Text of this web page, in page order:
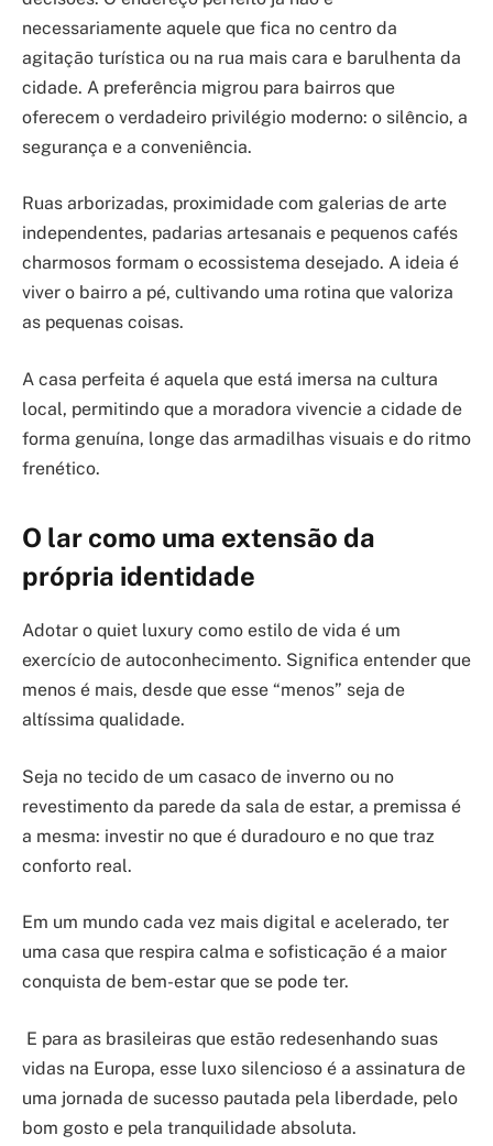
necessariamente aquele que fica no centro da
agitação turística ou na rua mais cara e barulhenta da
cidade. A preferência migrou para bairros que
oferecem o verdadeiro privilégio moderno: o silêncio, a
segurança e a conveniência.
Ruas arborizadas, proximidade com galerias de arte
independentes, padarias artesanais e pequenos cafés
charmosos formam o ecossistema desejado. A ideia é
viver o bairro a pé, cultivando uma rotina que valoriza
as pequenas coisas.
A casa perfeita é aquela que está imersa na cultura
local, permitindo que a moradora vivencie a cidade de
forma genuína, longe das armadilhas visuais e do ritmo
frenético.
O lar como uma extensão da
própria identidade
Adotar o quiet luxury como estilo de vida é um
exercício de autoconhecimento. Significa entender que
menos é mais, desde que esse “menos” seja de
altíssima qualidade.
Seja no tecido de um casaco de inverno ou no
revestimento da parede da sala de estar, a premissa é
a mesma: investir no que é duradouro e no que traz
conforto real.
Em um mundo cada vez mais digital e acelerado, ter
uma casa que respira calma e sofisticação é a maior
conquista de bem-estar que se pode ter.
E para as brasileiras que estão redesenhando suas
vidas na Europa, esse luxo silencioso é a assinatura de
uma jornada de sucesso pautada pela liberdade, pelo
bom gosto e pela tranquilidade absoluta.